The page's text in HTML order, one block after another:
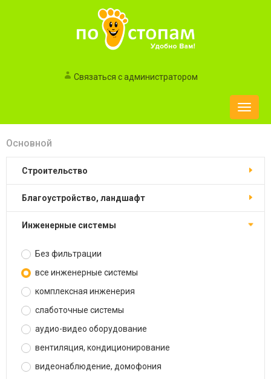
Связаться с администратором
Toggle
Основной
строительство
благоустройство, ландшафт
инженерные системы
Без фильтрации
все инженерные системы
комплексная инженерия
слаботочные системы
аудио-видео оборудование
вентиляция, кондиционирование
видеонаблюдение, домофония